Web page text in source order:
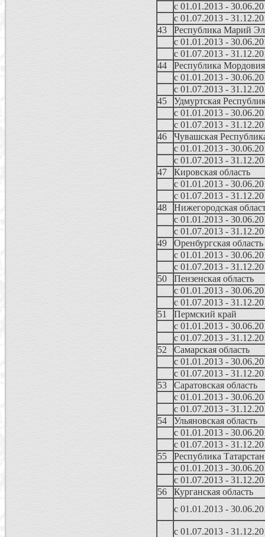
с 01.01.2013 -
с 01.07.2013 -
43
Республика Марий Эл
с 01.01.2013 -
с 01.07.2013 -
44
Республика Мордовия
с 01.01.2013 -
с 01.07.2013 -
45
Удмуртская
с 01.01.2013 -
с 01.07.2013 -
46
Чувашская
с 01.01.2013 -
с 01.07.2013 -
47
Кировская область
с 01.01.2013 -
с 01.07.2013 -
48
Нижегородская
с 01.01.2013 -
с 01.07.2013 -
49
Оренбургская область
с 01.01.2013 -
с 01.07.2013 -
50
Пензенская область
с 01.01.2013 -
с 01.07.2013 -
51
Пермский край
с 01.01.2013 -
с 01.07.2013 -
52
Самарская область
с 01.01.2013 -
с 01.07.2013 -
53
Саратовская область
с 01.01.2013 -
с 01.07.2013 -
54
Ульяновская область
с 01.01.2013 -
с 01.07.2013 -
55
Республика Татарстан
с 01.01.2013 -
с 01.07.2013 -
56
Курганская область
с 01.01.2013 -
с 01.07.2013 -